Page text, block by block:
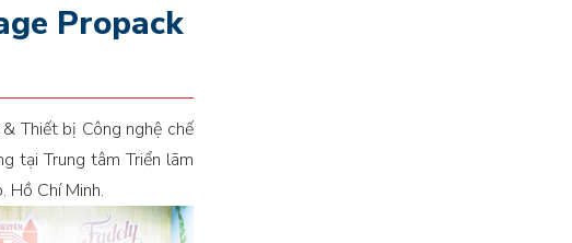
Propack
Thiết bị Công nghệ chế
tại Trung tâm Triển lãm
Hồ Chí Minh.